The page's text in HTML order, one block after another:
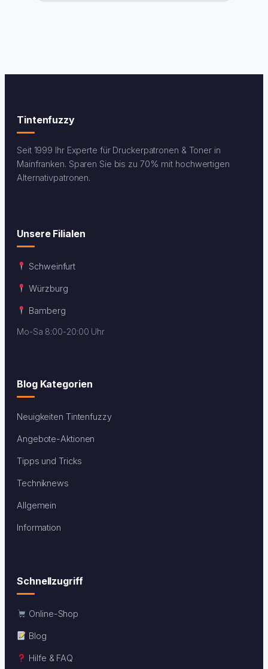
Tintenfuzzy
Seit 1999 Ihr Experte für Druckerpatronen & Toner in
Mainfranken. Sparen Sie bis zu 70% mit hochwertigen
Alternativpatronen.
Unsere Filialen
Schweinfurt
Würzburg
Bamberg
Mo-Sa 8:00-20:00 Uhr
Blog Kategorien
Neuigkeiten Tintenfuzzy
Angebote-Aktionen
Tipps und Tricks
Techniknews
Allgemein
Information
Schnellzugriff
Online-Shop
Blog
Hilfe & FAQ